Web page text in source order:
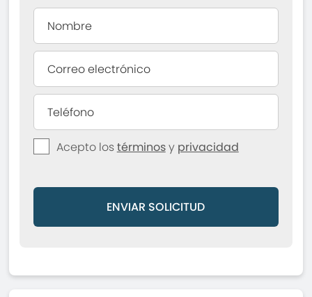
Acepto lostérminosy privacidad
ENVIAR SOLICITUD